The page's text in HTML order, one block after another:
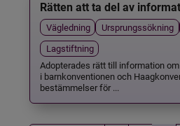
Rätten att ta del av
Vägledning Ursprungssökning
Lagstiftning
Adopterades rätt till information
i barnkonventionen och
bestämmelser för ...